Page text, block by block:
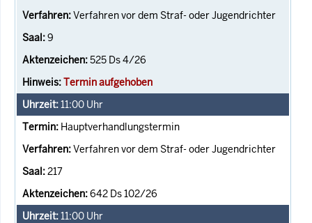
Verfahren vor dem Straf- oder Jugendrichter
9
525 Ds 4/26
Termin aufgehoben
11:00 Uhr
Hauptverhandlungstermin
Verfahren vor dem Straf- oder Jugendrichter
217
642 Ds 102/26
11:00 Uhr